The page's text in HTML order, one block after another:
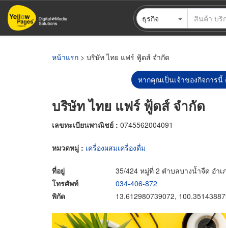
ข้าม
ไป
ธุรกิจ
หน้าแรก > บริษัท ไทย แฟร์ ฟู้ดส์ จำกัด
หากคุณเป็นเจ้าของกิจการ
บริษัท ไทย แฟร์ ฟู้ดส์ จำกัด
เลขทะเบียนพาณิชย์ : 0745562004091
หมวดหมู่ : เครื่องผสมเครื่องดื่ม
ที่อยู่
35/424 หมู่ที่ 2 ตำบลบางน้ำจืด อำ
โทรศัพท์
034-406-872
พิกัด
13.612980739072,